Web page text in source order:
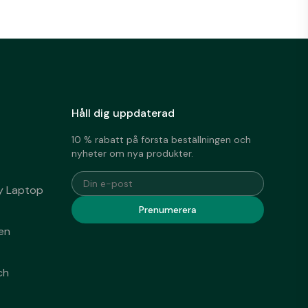
Laptop
Håll dig uppdaterad
10 % rabatt på första beställningen och
nyheter om nya produkter.
Din e-post
Prenumerera